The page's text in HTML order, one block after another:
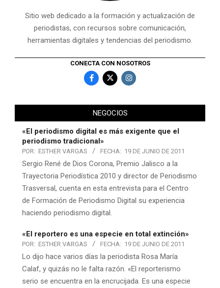
Sitio web dedicado a la formación y actualización de
periodistas, con recursos sobre comunicación,
herramientas digitales y tendencias del periodismo.
CONECTA CON NOSOTROS
NEGOCIOS
«El periodismo digital es más exigente que el
periodismo tradicional»
POR: ESTHER VARGAS FECHA: 19 DE JUNIO DE 2011
Sergio René de Dios Corona, Premio Jalisco a la
Trayectoria Periodística 2010 y director de Periodismo
Trasversal, cuenta en esta entrevista para el Centro
de Formación de Periodismo Digital su experiencia
haciendo periodismo digital.
«El reportero es una especie en total extinción»
POR: ESTHER VARGAS FECHA: 19 DE JUNIO DE 2011
Lo dijo hace varios días la periodista Rosa María
Calaf, y quizás no le falta razón. «El reporterismo
serio se encuentra en la encrucijada. Es una especie